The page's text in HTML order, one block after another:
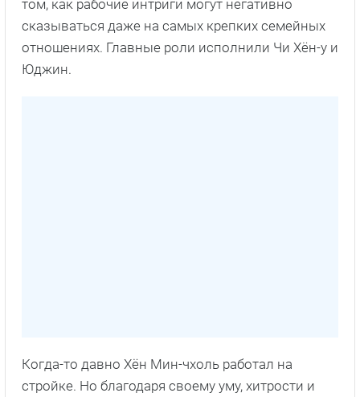
том, как рабочие интриги могут негативно
сказываться даже на самых крепких семейных
отношениях. Главные роли исполнили Чи Хён-у и
Юджин.
Когда-то давно Хён Мин-чхоль работал на
стройке. Но благодаря своему уму, хитрости и